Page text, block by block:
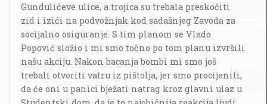
Gundulićeve ulice, a trojica su trebala preskočiti
zid i izići na podvožnjak kod sadašnjeg Zavoda za
socijalno osiguranje. S tim planom se Vlado
Popović složio i mi smo točno po tom planu izvršili
našu akciju. Nakon bacanja bombi mi smo još
trebali otvoriti vatru iz pištolja, jer smo procijenili,
da će oni u panici bježati natrag kroz glavni ulaz u